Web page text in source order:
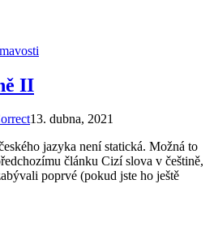
II
13. dubna, 2021
jazyka není statická. Možná to
článku Cizí slova v češtině,
poprvé (pokud jste ho ještě